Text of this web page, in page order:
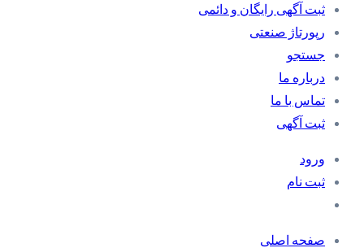
ثبت آگهی رایگان و دائمی
رپورتاژ صنعتی
جستجو
درباره ما
تماس با ما
ثبت آگهی
ورود
ثبت نام
صفحه اصلی